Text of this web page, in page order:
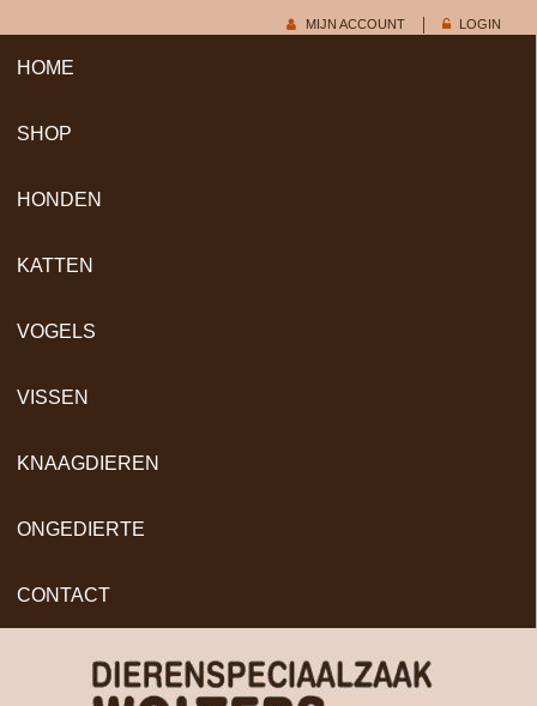
MIJN ACCOUNT LOGIN
HOME
SHOP
HONDEN
KATTEN
VOGELS
VISSEN
KNAAGDIEREN
ONGEDIERTE
CONTACT